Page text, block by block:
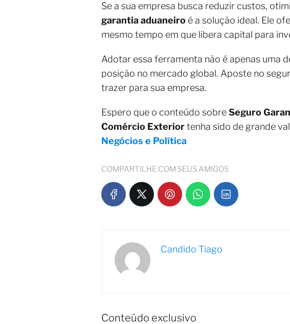
Se a sua empresa busca reduzir custos,
garantia aduaneiro é a solução ideal. Ele
mesmo tempo em que libera capital para
Adotar essa ferramenta não é apenas uma
posição no mercado global. Aposte no
trazer para sua empresa.
Espero que o conteúdo sobreSeguro
Comércio Exteriortenha sido de grande
Negócios e Política
COMPARTILHE COM SEUS AMIGOS
Candido Tiago
Conteúdo exclusivo